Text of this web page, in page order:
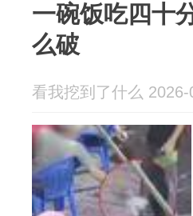
一碗饭吃四十
么破
看我挖到了什么 2026-